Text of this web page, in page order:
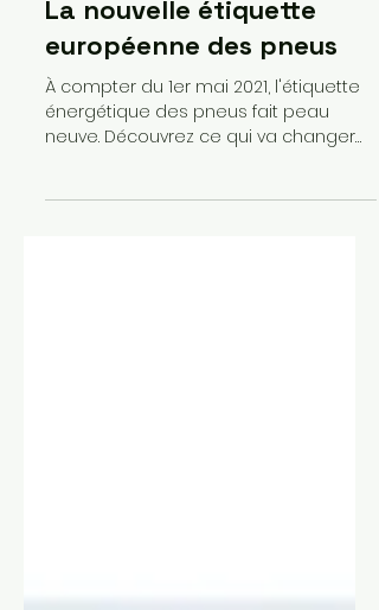
Stephanie Zen
2 min de lecture
La nouvelle étiquette
européenne des pneus